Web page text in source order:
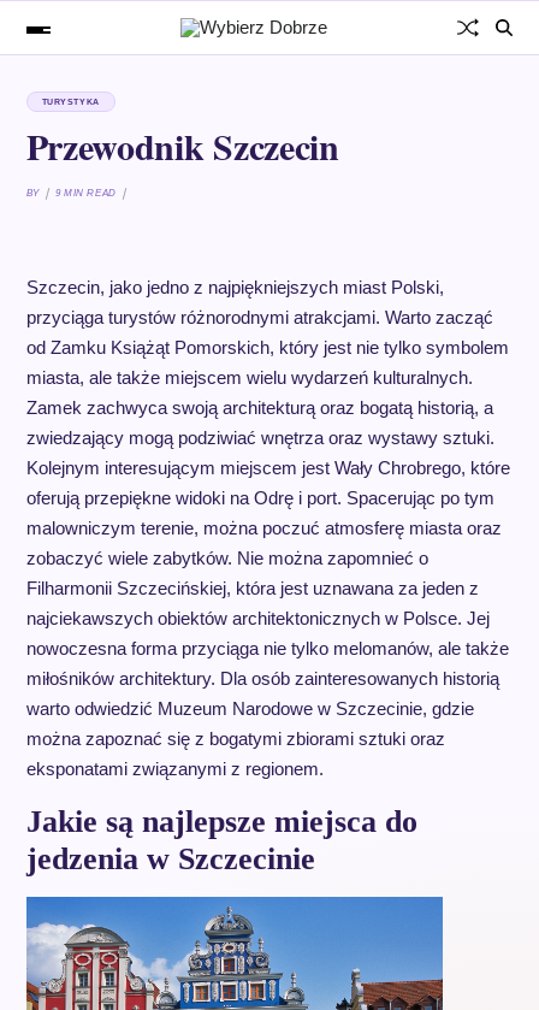
TURYSTYKA
Przewodnik Szczecin
BY 9 MIN READ
Szczecin, jako jedno z najpiękniejszych miast Polski,
przyciąga turystów różnorodnymi atrakcjami. Warto zacząć
od Zamku Książąt Pomorskich, który jest nie tylko symbolem
miasta, ale także miejscem wielu wydarzeń kulturalnych.
Zamek zachwyca swoją architekturą oraz bogatą historią, a
zwiedzający mogą podziwiać wnętrza oraz wystawy sztuki.
Kolejnym interesującym miejscem jest Wały Chrobrego, które
oferują przepiękne widoki na Odrę i port. Spacerując po tym
malowniczym terenie, można poczuć atmosferę miasta oraz
zobaczyć wiele zabytków. Nie można zapomnieć o
Filharmonii Szczecińskiej, która jest uznawana za jeden z
najciekawszych obiektów architektonicznych w Polsce. Jej
nowoczesna forma przyciąga nie tylko melomanów, ale także
miłośników architektury. Dla osób zainteresowanych historią
warto odwiedzić Muzeum Narodowe w Szczecinie, gdzie
można zapoznać się z bogatymi zbiorami sztuki oraz
eksponatami związanymi z regionem.
Jakie są najlepsze miejsca do
jedzenia w Szczecinie